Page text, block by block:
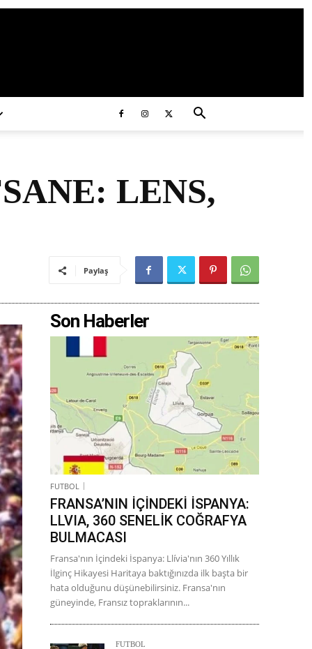
LENS,
Paylaş
Son Haberler
FUTBOL
FRANSA’NIN İÇİNDEKİ İSPANYA:
LLVIA, 360 SENELİK COĞRAFYA
BULMACASI
Fransa'nın İçindeki İspanya: Llívia'nın 360 Yıllık
İlginç Hikayesi Haritaya baktığınızda ilk başta bir
hata olduğunu düşünebilirsiniz. Fransa'nın
güneyinde, Fransız topraklarının...
FUTBOL